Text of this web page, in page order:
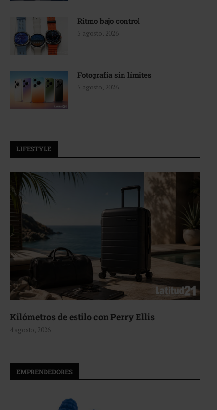
Ritmo bajo control
5 agosto, 2026
Fotografía sin límites
5 agosto, 2026
LIFESTYLE
Kilómetros de estilo con Perry Ellis
4 agosto, 2026
EMPRENDEDORES